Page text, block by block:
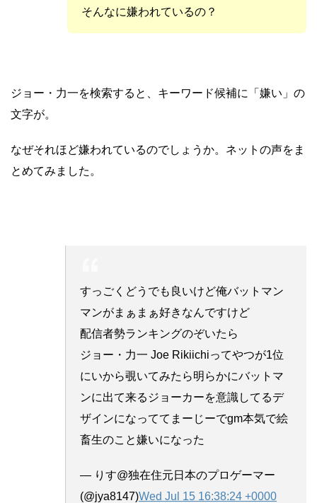
そんなに嫌われているの？
ジョー・力一を検索すると、キーワード候補に「嫌い」の
文字が。
なぜそれほど嫌われているのでしょうか。ネットの声をま
とめてみました。
すっごくどうでも良いけど俺バットマン
マンがまぁまぁ好きなんですけど
配信者勢ランキングのぞいたら
ジョー・力一 Joe Rikiichiってやつが1位
にいから覗いてみたら明らかにバットマ
ンに出て来るジョーカーを意識してるデ
ザインになっててまーじーでgm本気で絵
畜生のこと嫌いになった
— りす@独在住元日本のプロゲーマー
(@jya8147)Wed Jul 15 16:38:24 +0000